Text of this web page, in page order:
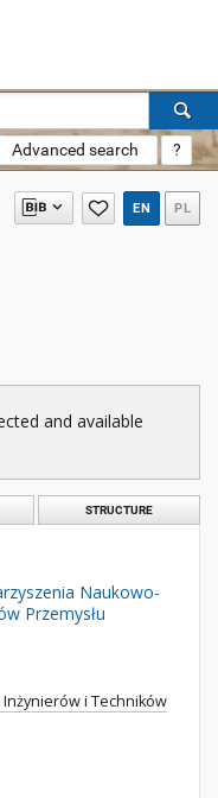
Advanced search ?
EN PL
and available
STRUCTURE
Naukowo-
Przemysłu
i Techników